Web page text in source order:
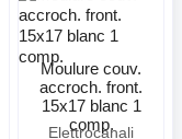
Moulure couv.
accroch. front.
15x17 blanc 1
comp.
Elettrocanali